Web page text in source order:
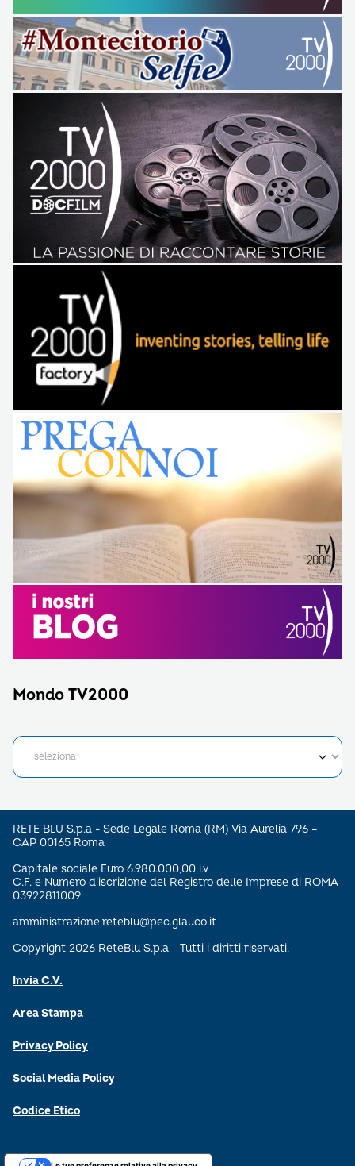
Mondo TV2000
RETE BLU S.p.a - Sede Legale Roma (RM) Via Aurelia 796 –
CAP 00165 Roma
Capitale sociale Euro 6.980.000,00 i.v
C.F. e Numero d’iscrizione del Registro delle Imprese di ROMA
03922811009
amministrazione.reteblu@pec.glauco.it
Copyright 2026 ReteBlu S.p.a - Tutti i diritti riservati.
Invia C.V.
Area Stampa
Privacy Policy
Social Media Policy
Codice Etico